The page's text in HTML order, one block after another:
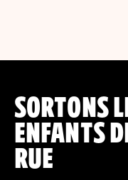
SORTONS
ENFANTS
RUE